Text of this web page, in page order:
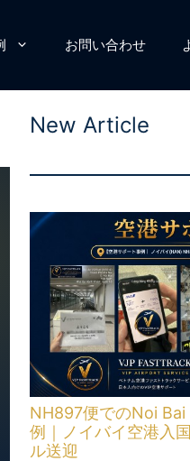
お問い合わせ
New Article
NH897便でのNoi
例｜ノイバイ空港入
ル送迎